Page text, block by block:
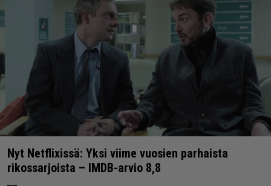
Nyt Netflixissä: Yksi viime vuosien parhaista
rikossarjoista – IMDB-arvio 8,8